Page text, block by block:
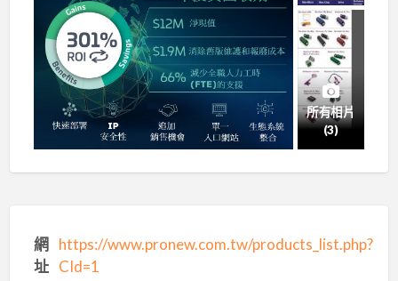
所有相片
(3)
網
址
https://www.pronew.com.tw/products_list.php?
CId=1